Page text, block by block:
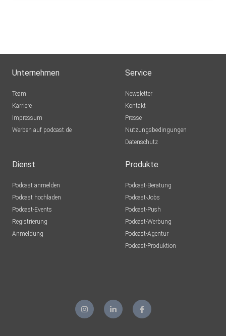
Unternehmen
Team
Karriere
Impressum
Werben auf podcast.de
Service
Newsletter
Kontakt
Presse
Nutzungsbedingungen
Datenschutz
Dienst
Podcast anmelden
Podcast hochladen
Podcast-Events
Registrierung
Anmeldung
Produkte
Podcast-Beratung
Podcast-Jobs
Podcast-Push
Podcast-Werbung
Podcast-Agentur
Podcast-Produktion